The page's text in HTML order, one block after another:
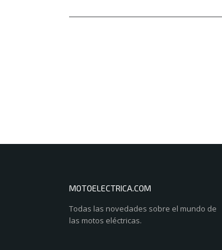
MOTOELECTRICA.COM
Todas las novedades sobre el mundo de
las motos eléctricas.